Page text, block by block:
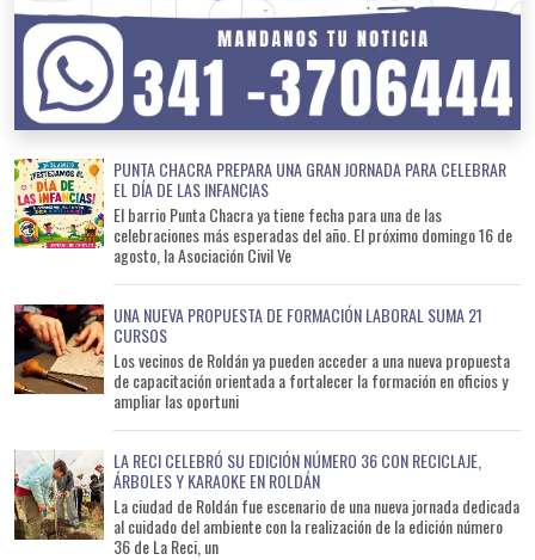
que la eliminación de recipientes y objetos que acumulen agua
sigue siendo la principal herramienta para evitar la
reproducción del mosquito. Cómo conocer el cronograma Los
vecinos podrán consultar el cronograma de ubicación de los
y aprovechar el operativo durante el período previsto. La
campaña se extenderá durante agosto y septiembre como
parte de las acciones preventivas impulsadas para reducir el
riesgo sanitario antes del inicio de la temporada estival.
PUNTA CHACRA PREPARA UNA GRAN JORNADA PARA CELEBRAR
EL DÍA DE LAS INFANCIAS
El barrio Punta Chacra ya tiene fecha para una de las
celebraciones más esperadas del año. El próximo domingo 16 de
agosto, la Asociación Civil Ve
UNA NUEVA PROPUESTA DE FORMACIÓN LABORAL SUMA 21
CURSOS
Los vecinos de Roldán ya pueden acceder a una nueva propuesta
de capacitación orientada a fortalecer la formación en oficios y
ampliar las oportuni
LA RECI CELEBRÓ SU EDICIÓN NÚMERO 36 CON RECICLAJE,
ÁRBOLES Y KARAOKE EN ROLDÁN
La ciudad de Roldán fue escenario de una nueva jornada dedicada
al cuidado del ambiente con la realización de la edición número
36 de La Reci, un